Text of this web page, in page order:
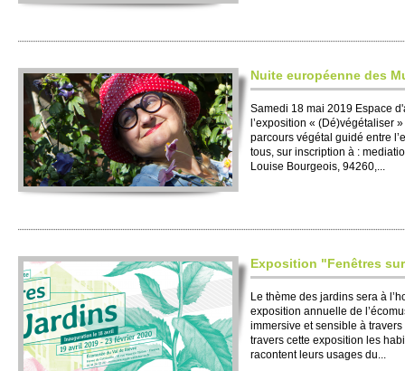
Nuite européenne des
Samedi 18 mai 2019 Espace
l’exposition « (Dé)végétaliser
parcours végétal guidé entre
tous, sur inscription à :
Louise Bourgeois, 94260,...
Exposition "Fenêtres
Le thème des jardins sera à
exposition annuelle de
immersive et sensible à
travers cette exposition les
racontent leurs usages du...